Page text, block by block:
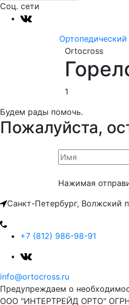
Соц. сети
Ortocross
1
Будем рады помочь.
Пожалуйста,
Нажимая
Санкт-Петербург, Волжский
+7 (812) 986-98-91
info@ortocross.ru
Предупреждаем о
ООО "ИНТЕРТРЕЙД ОРТО" ОГРН